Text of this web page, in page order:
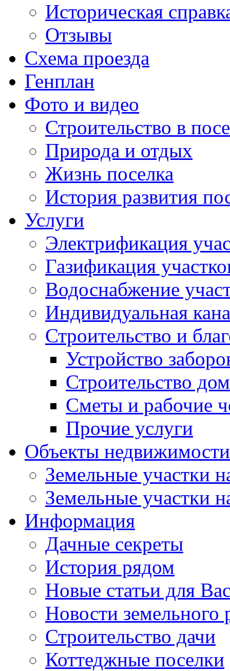
Историческая
Отзывы
Схема проезда
Генплан
Фото и видео
Строительство в
Природа и отдых
Жизнь поселка
История развития
Услуги
Электрификация
Газификация
Водоснабжение
Индивидуальная
Строительство и
Устройство
Строительство
Сметы и рабочие
Прочие услуги
Объекты недвижимости
Земельные участки
Земельные участки
Информация
Дачные секреты
История рядом
Новые статьи для
Новости земельного
Строительство дачи
Коттеджные поселки